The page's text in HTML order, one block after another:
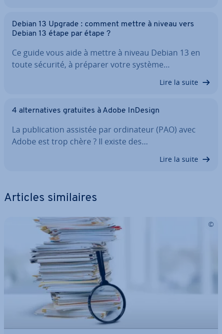
Debian 13 Upgrade : comment mettre à niveau vers
Debian 13 étape par étape ?
Ce guide vous aide à mettre à niveau Debian 13 en
toute sécurité, à préparer votre système…
Lire la suite
4 al­ter­na­tives gratuites à Adobe InDesign
La pu­bli­ca­tion assistée par or­di­na­teur (PAO) avec
Adobe est trop chère ? Il existe des…
Lire la suite
Articles si­mi­laires